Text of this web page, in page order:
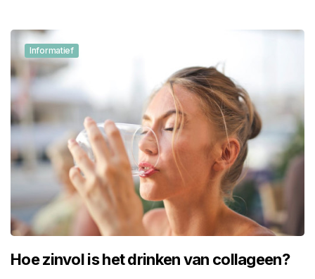
Informatief
Hoe zinvol is het drinken van collageen?